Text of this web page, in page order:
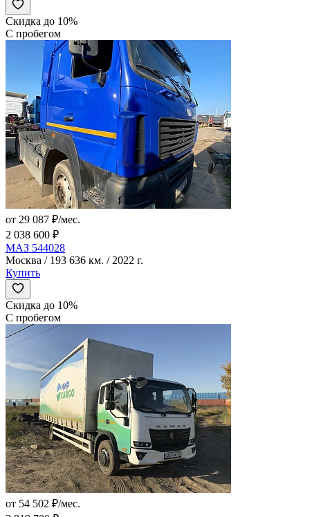
Скидка до 10%
С пробегом
от 29 087 ₽/мес.
2 038 600 ₽
МАЗ 544028
Москва / 193 636 км. / 2022 г.
Купить
Скидка до 10%
С пробегом
от 54 502 ₽/мес.